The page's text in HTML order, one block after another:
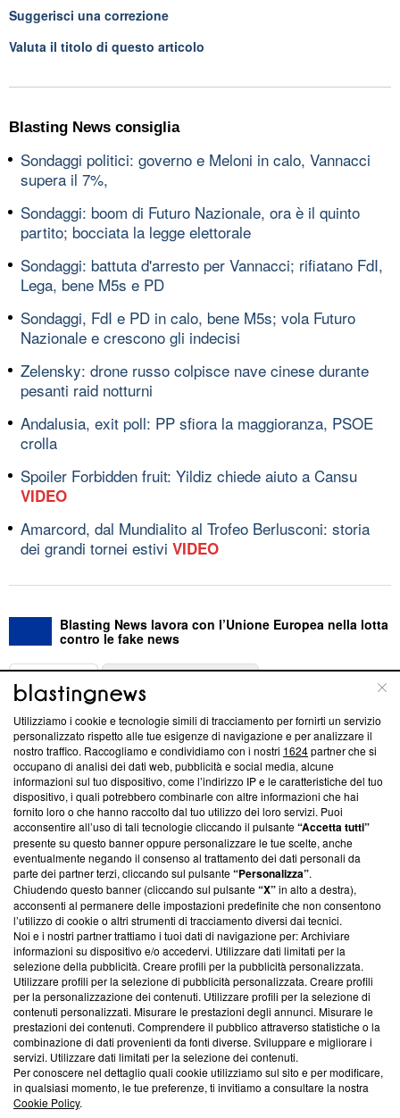
Suggerisci una correzione
Valuta il titolo di questo articolo
Blasting News consiglia
Sondaggi politici: governo e Meloni in calo, Vannacci
supera il 7%,
Sondaggi: boom di Futuro Nazionale, ora è il quinto
partito; bocciata la legge elettorale
Sondaggi: battuta d'arresto per Vannacci; rifiatano FdI,
Lega, bene M5s e PD
Sondaggi, FdI e PD in calo, bene M5s; vola Futuro
Nazionale e crescono gli indecisi
Zelensky: drone russo colpisce nave cinese durante
pesanti raid notturni
Andalusia, exit poll: PP sfiora la maggioranza, PSOE
crolla
Spoiler Forbidden fruit: Yildiz chiede aiuto a Cansu
VIDEO
Amarcord, dal Mundialito al Trofeo Berlusconi: storia
dei grandi tornei estivi VIDEO
Blasting News lavora con l’Unione Europea nella lotta
contro le fake news
ABOUT
Questa sezione offre informazioni trasparenti su Blasting
News, sui nostri processi editoriali e su come ci impegniamo a
creare news di qualità. Inoltre, afferma la nostra aderenza a
‘Trust Project - News with Integrity’Blasting News non è
ancora membro del programma, ma ha richiesto di farne
parte; Trust Project non ha ancora effettuato una verifica di
conformità agli standard.
Su di noi
Team editoriale
Corporate
Redazione
Informativa Privacy
Cookie Policy
Blasting SA, IDI CHE-247.845.224, Via Carlo Frasca, 3 - 6900
Lugano (Svizzera) Tel:+39 0690258937
Utilizziamo i cookie e tecnologie simili di tracciamento per fornirti un servizio
personalizzato rispetto alle tue esigenze di navigazione e per analizzare il
nostro traffico. Raccogliamo e condividiamo con i nostri 1624partner che si
occupano di analisi dei dati web, pubblicità e social media, alcune
informazioni sul tuo dispositivo, come l’indirizzo IP e le caratteristiche del tuo
dispositivo, i quali potrebbero combinarle con altre informazioni che hai
fornito loro o che hanno raccolto dal tuo utilizzo dei loro servizi. Puoi
acconsentire all’uso di tali tecnologie cliccando il pulsante“Accetta tutti”
presente su questo banner oppure personalizzare le tue scelte, anche
eventualmente negando il consenso al trattamento dei dati personali da
parte dei partner terzi, cliccando sul pulsante“Personalizza”.
Chiudendo questo banner (cliccando sul pulsante“X”in alto a destra),
acconsenti al permanere delle impostazioni predefinite che non consentono
l’utilizzo di cookie o altri strumenti di tracciamento diversi dai tecnici.
Noi e i nostri partner trattiamo i tuoi dati di navigazione per: Archiviare
informazioni su dispositivo e/o accedervi. Utilizzare dati limitati per la
selezione della pubblicità. Creare profili per la pubblicità personalizzata.
Utilizzare profili per la selezione di pubblicità personalizzata. Creare profili
per la personalizzazione dei contenuti. Utilizzare profili per la selezione di
contenuti personalizzati. Misurare le prestazioni degli annunci. Misurare le
prestazioni dei contenuti. Comprendere il pubblico attraverso statistiche o la
combinazione di dati provenienti da fonti diverse. Sviluppare e migliorare i
servizi. Utilizzare dati limitati per la selezione dei contenuti.
Per conoscere nel dettaglio quali cookie utilizziamo sul sito e per modificare,
in qualsiasi momento, le tue preferenze, ti invitiamo a consultare la nostra
Cookie Policy.